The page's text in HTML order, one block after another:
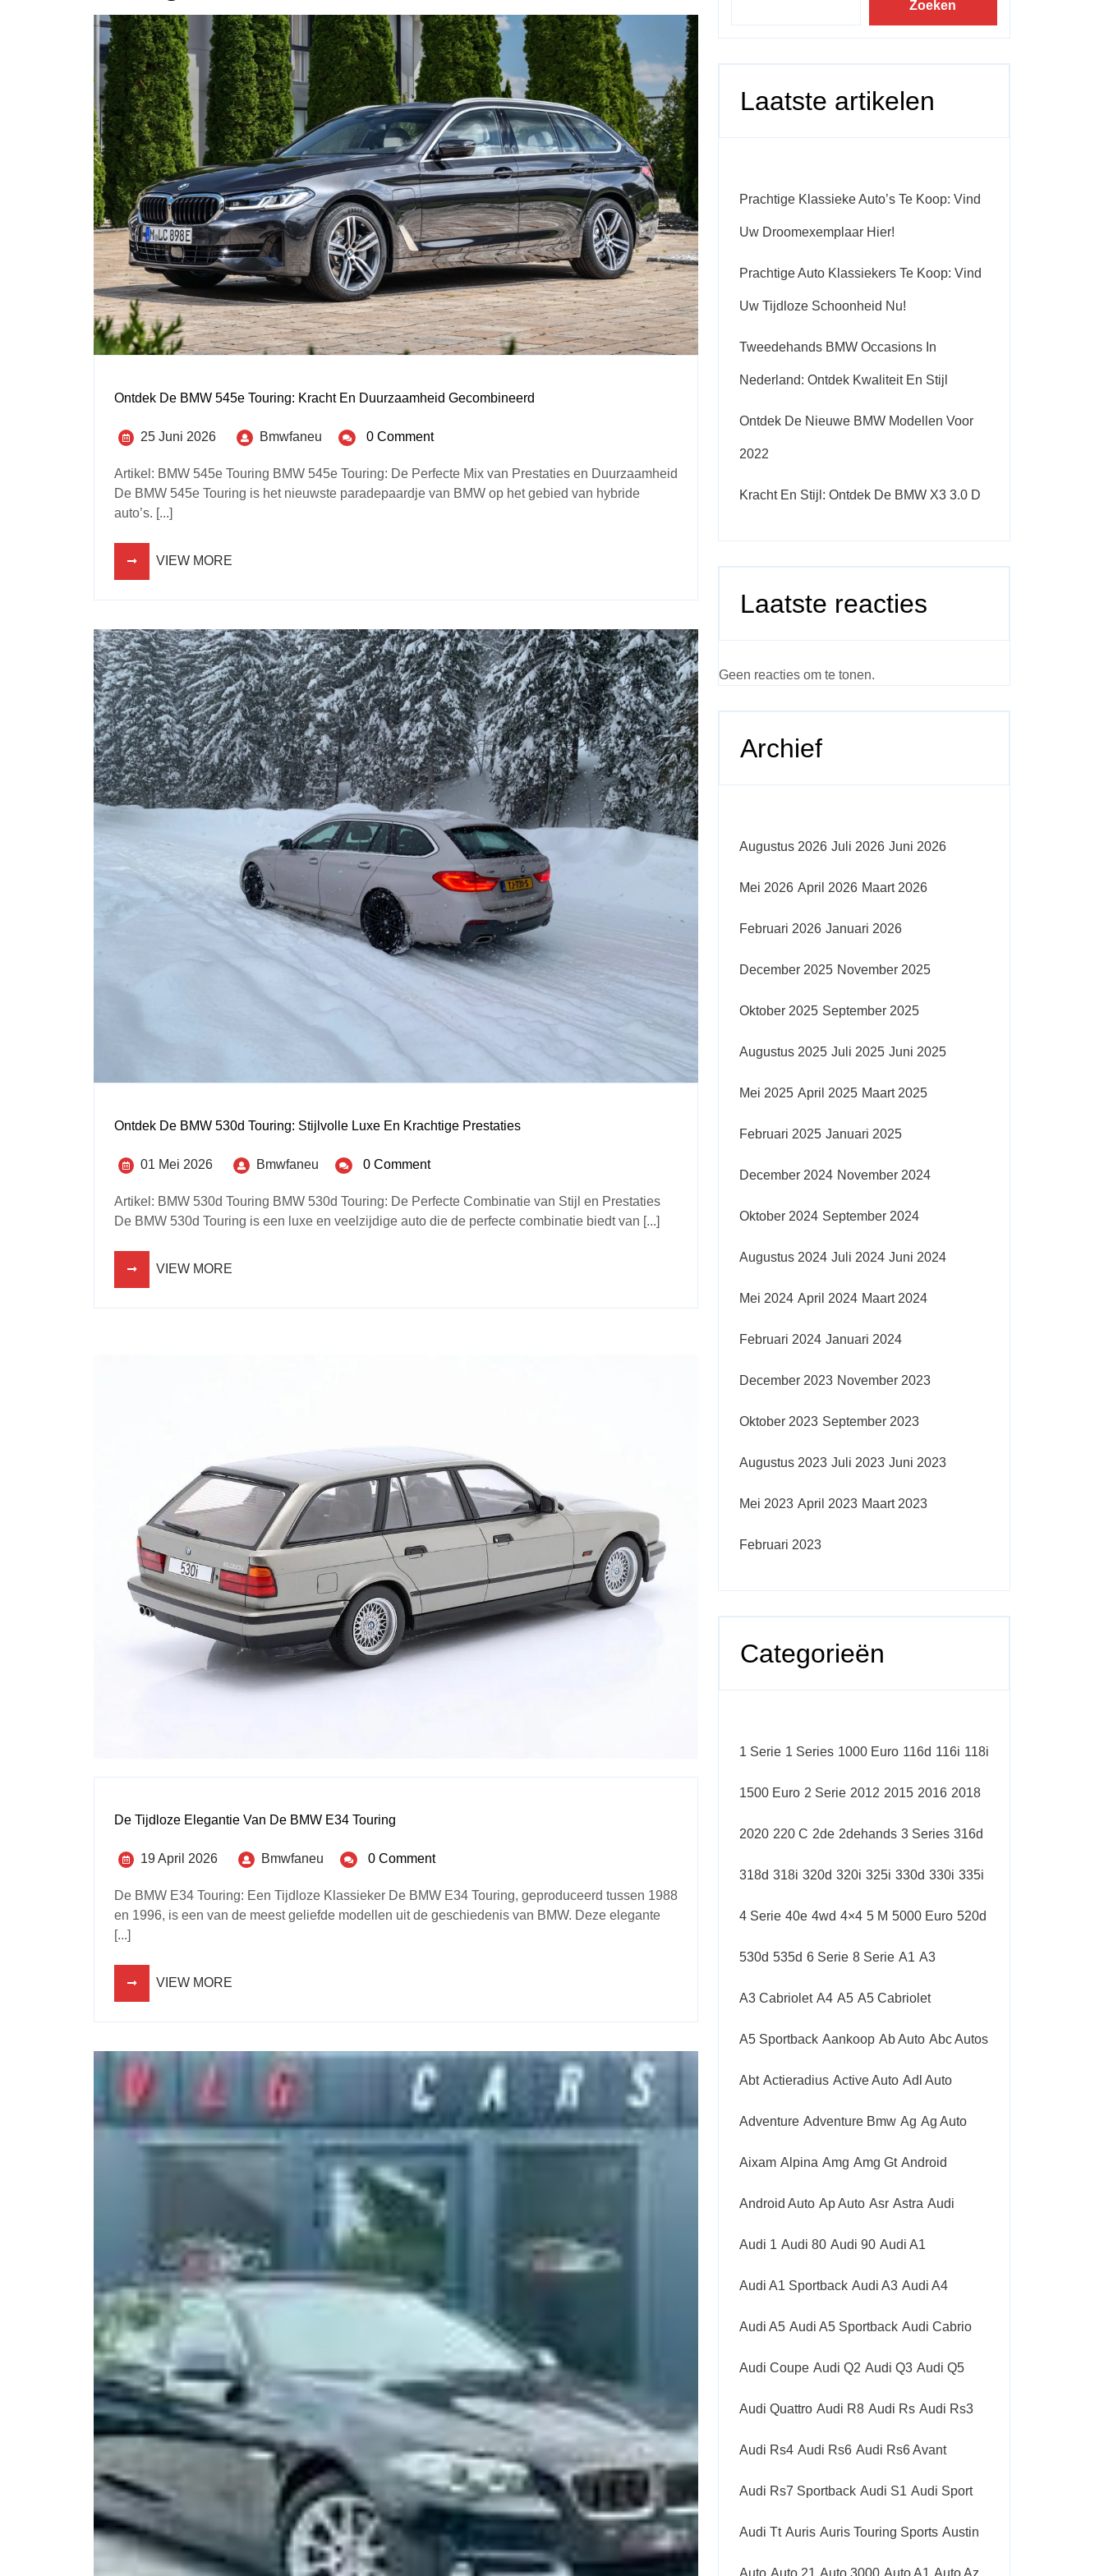
Ontdek De BMW 545e Touring: Kracht En Duurzaamheid Gecombineerd
25 Juni 2026 Bmwfaneu 0 Comment
Artikel: BMW 545e Touring BMW 545e Touring: De Perfecte Mix van Prestaties en Duurzaamheid
De BMW 545e Touring is het nieuwste paradepaardje van BMW op het gebied van hybride
auto’s. [...]
VIEW MORE
Ontdek De BMW 530d Touring: Stijlvolle Luxe En Krachtige Prestaties
01 Mei 2026 Bmwfaneu 0 Comment
Artikel: BMW 530d Touring BMW 530d Touring: De Perfecte Combinatie van Stijl en Prestaties
De BMW 530d Touring is een luxe en veelzijdige auto die de perfecte combinatie biedt van [...]
VIEW MORE
De Tijdloze Elegantie Van De BMW E34 Touring
19 April 2026 Bmwfaneu 0 Comment
De BMW E34 Touring: Een Tijdloze Klassieker De BMW E34 Touring, geproduceerd tussen 1988
en 1996, is een van de meest geliefde modellen uit de geschiedenis van BMW. Deze elegante
[...]
VIEW MORE
Zoeken
Laatste artikelen
Prachtige Klassieke Auto’s Te Koop: Vind
Uw Droomexemplaar Hier!
Prachtige Auto Klassiekers Te Koop: Vind
Uw Tijdloze Schoonheid Nu!
Tweedehands BMW Occasions In
Nederland: Ontdek Kwaliteit En Stijl
Ontdek De Nieuwe BMW Modellen Voor
2022
Kracht En Stijl: Ontdek De BMW X3 3.0 D
Laatste reacties
Geen reacties om te tonen.
Archief
Augustus 2026 Juli 2026 Juni 2026
Mei 2026 April 2026 Maart 2026
Februari 2026 Januari 2026
December 2025 November 2025
Oktober 2025 September 2025
Augustus 2025 Juli 2025 Juni 2025
Mei 2025 April 2025 Maart 2025
Februari 2025 Januari 2025
December 2024 November 2024
Oktober 2024 September 2024
Augustus 2024 Juli 2024 Juni 2024
Mei 2024 April 2024 Maart 2024
Februari 2024 Januari 2024
December 2023 November 2023
Oktober 2023 September 2023
Augustus 2023 Juli 2023 Juni 2023
Mei 2023 April 2023 Maart 2023
Februari 2023
Categorieën
1 Serie 1 Series 1000 Euro 116d 116i 118i
1500 Euro 2 Serie 2012 2015 2016 2018
2020 220 C 2de 2dehands 3 Series 316d
318d 318i 320d 320i 325i 330d 330i 335i
4 Serie 40e 4wd 4×4 5 M 5000 Euro 520d
530d 535d 6 Serie 8 Serie A1 A3
A3 Cabriolet A4 A5 A5 Cabriolet
A5 Sportback Aankoop Ab Auto Abc Autos
Abt Actieradius Active Auto Adl Auto
Adventure Adventure Bmw Ag Ag Auto
Aixam Alpina Amg Amg Gt Android
Android Auto Ap Auto Asr Astra Audi
Audi 1 Audi 80 Audi 90 Audi A1
Audi A1 Sportback Audi A3 Audi A4
Audi A5 Audi A5 Sportback Audi Cabrio
Audi Coupe Audi Q2 Audi Q3 Audi Q5
Audi Quattro Audi R8 Audi Rs Audi Rs3
Audi Rs4 Audi Rs6 Audi Rs6 Avant
Audi Rs7 Sportback Audi S1 Audi Sport
Audi Tt Auris Auris Touring Sports Austin
Auto Auto 21 Auto 3000 Auto A1 Auto Az